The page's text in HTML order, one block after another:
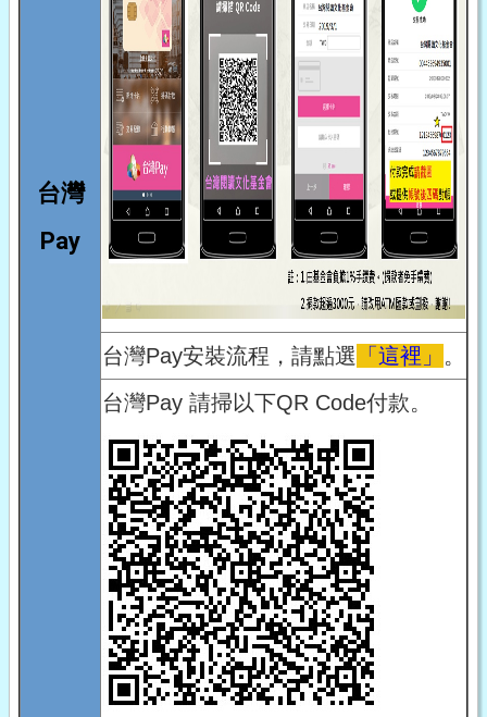
台灣
Pay
台灣Pay安裝流程，請點選 「這裡」 。
台灣Pay 請掃以下QR Code付款。